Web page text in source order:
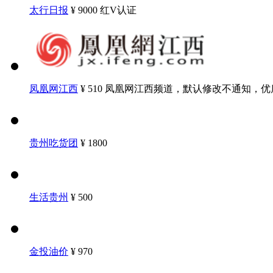
太行日报 ¥ 9000 红V认证
凤凰网江西 ¥ 510 凤凰网江西频道，默认修改不通知，
贵州吃货团 ¥ 1800
生活贵州 ¥ 500
金投油价 ¥ 970